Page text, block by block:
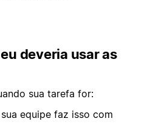
deveria usar as
sua tarefa for:
equipe faz isso com